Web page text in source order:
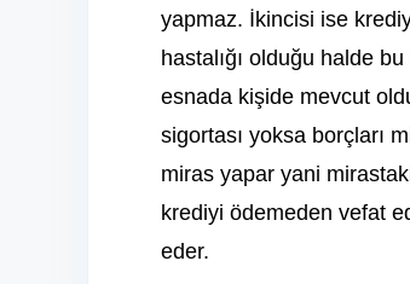
yapmaz. İkincisi ise
hastalığı olduğu halde
esnada kişide mevcut
sigortası yoksa borçları
miras yapar yani
krediyi ödemeden vefat
eder.